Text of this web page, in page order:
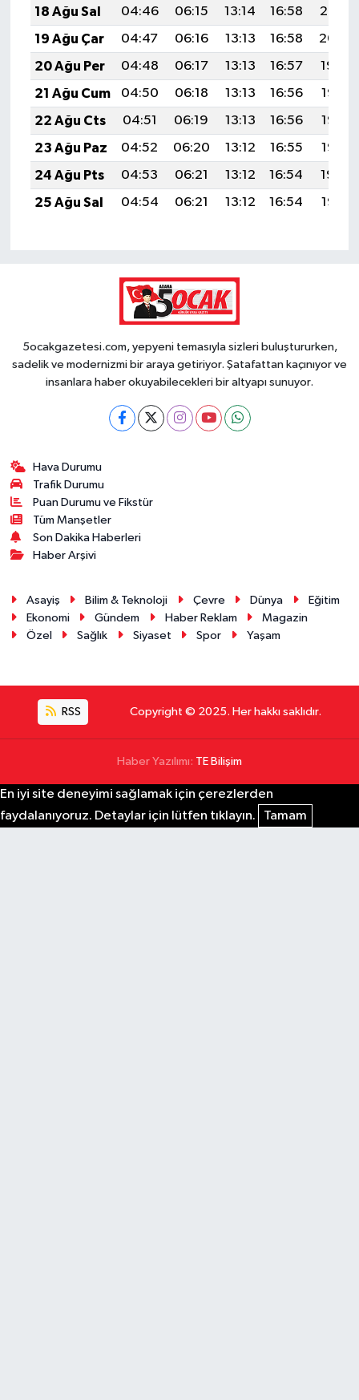
18 Ağu Sal 04:46 06:15 13:14 16:58
20:02
19 Ağu Çar
04:47 06:16 13:13 16:58
20:00
20 Ağu Per
04:48 06:17 13:13 16:57
19:59
21 Ağu Cum
04:50 06:18 13:13 16:56
19:58
22 Ağu Cts
04:51 06:19 13:13 16:56
19:56
23 Ağu Paz
04:52 06:20 13:12 16:55
19:55
24 Ağu Pts
04:53 06:21 13:12 16:54
19:54
25 Ağu Sal
04:54 06:21 13:12 16:54 19:52
5ocakgazetesi.com, yepyeni temasıyla sizleri buluştururken,
sadelik ve modernizmi bir araya getiriyor. Şatafattan kaçınıyor ve
insanlara haber okuyabilecekleri bir altyapı sunuyor.
Hava Durumu
Trafik Durumu
Puan Durumu ve Fikstür
Tüm Manşetler
Son Dakika Haberleri
Haber Arşivi
Asayiş Bilim & Teknoloji Çevre Dünya
Eğitim
Ekonomi
Gündem Haber Reklam
Magazin
Özel
Sağlık Siyaset Spor Yaşam
RSS Copyright © 2025. Her hakkı saklıdır.
Haber Yazılımı: TE Bilişim
En iyi site deneyimi sağlamak için çerezlerden
faydalanıyoruz. Detaylar için lütfen tıklayın.
Tamam